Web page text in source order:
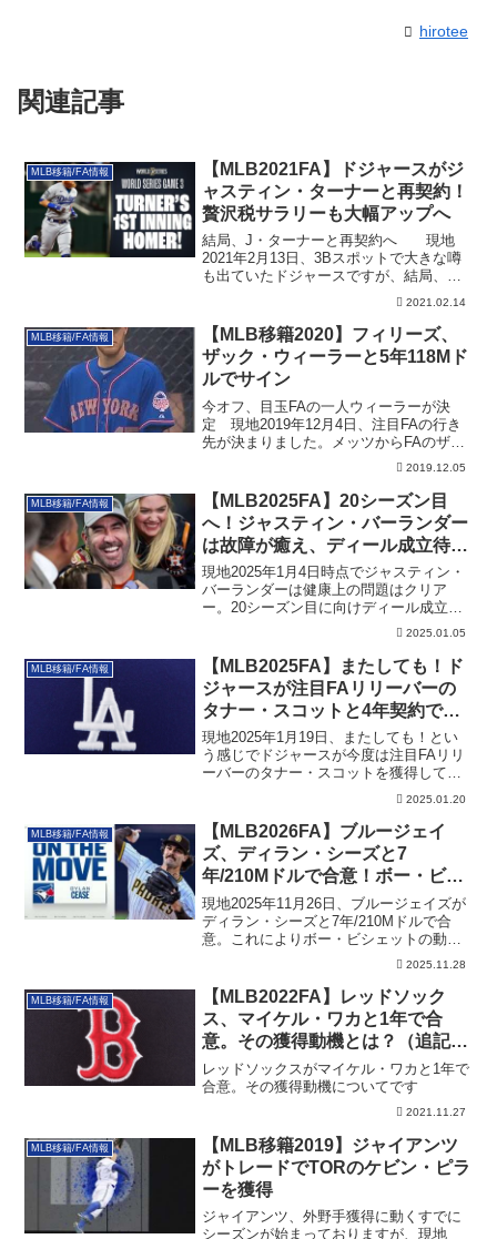
hirotee
関連記事
MLB移籍/FA情報
【MLB2021FA】ドジャースがジ
ャスティン・ターナーと再契約！
贅沢税サラリーも大幅アップへ
結局、J・ターナーと再契約へ 現地
2021年2月13日、3Bスポットで大きな噂
も出ていたドジャースですが、結局、ジ
2021.02.14
MLB移籍/FA情報
【MLB移籍2020】フィリーズ、
ザック・ウィーラーと5年118Mド
ルでサイン
今オフ、目玉FAの一人ウィーラーが決
定 現地2019年12月4日、注目FAの行き
先が決まりました。メッツからFAのザッ
2019.12.05
MLB移籍/FA情報
【MLB2025FA】20シーズン目
へ！ジャスティン・バーランダー
は故障が癒え、ディール成立待
ち！
現地2025年1月4日時点でジャスティン・
バーランダーは健康上の問題はクリア
ー。20シーズン目に向けディール成立待
2025.01.05
MLB移籍/FA情報
【MLB2025FA】またしても！ド
ジャースが注目FAリリーバーの
タナー・スコットと4年契約で合
意
現地2025年1月19日、またしても！とい
う感じでドジャースが今度は注目FAリリ
ーバーのタナー・スコットを獲得してい
2025.01.20
MLB移籍/FA情報
【MLB2026FA】ブルージェイ
ズ、ディラン・シーズと7
年/210Mドルで合意！ボー・ビシ
ェットの動向は？
現地2025年11月26日、ブルージェイズが
ディラン・シーズと7年/210Mドルで合
意。これによりボー・ビシェットの動向
2025.11.28
MLB移籍/FA情報
【MLB2022FA】レッドソック
ス、マイケル・ワカと1年で合
意。その獲得動機とは？（追記あ
り）
レッドソックスがマイケル・ワカと1年で
合意。その獲得動機についてです
2021.11.27
MLB移籍/FA情報
【MLB移籍2019】ジャイアンツ
がトレードでTORのケビン・ピラ
ーを獲得
ジャイアンツ、外野手獲得に動くすでに
シーズンが始まっておりますが、現地